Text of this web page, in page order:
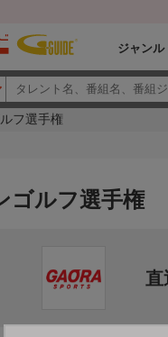
ジャンル
フ選手権
ゴルフ選手権
直